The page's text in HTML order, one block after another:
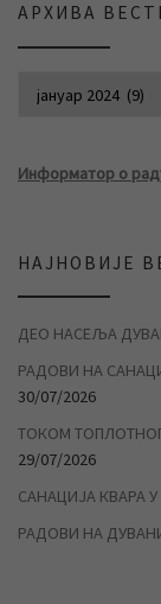
АРХИВА
Информатор о
НАЈНОВИЈЕ
ДЕО НАСЕЉА
РАДОВИ НА
30/07/2026
ТОКОМ
29/07/2026
САНАЦИЈА КВАРА
РАДОВИ НА